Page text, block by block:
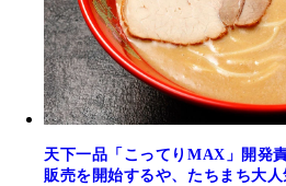
天下一品「こってりMAX」開発
販売を開始するや、たちまち大人